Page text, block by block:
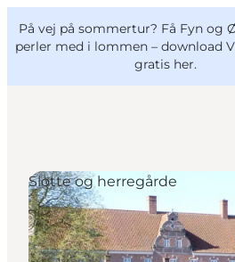
På vej på sommertur? Få Fyn og
perler med i lommen – download
gratis her.
Oplevelser
Outdoor
Mad og drikke
VisitFyn
Deutsch
Slotte og herregårde